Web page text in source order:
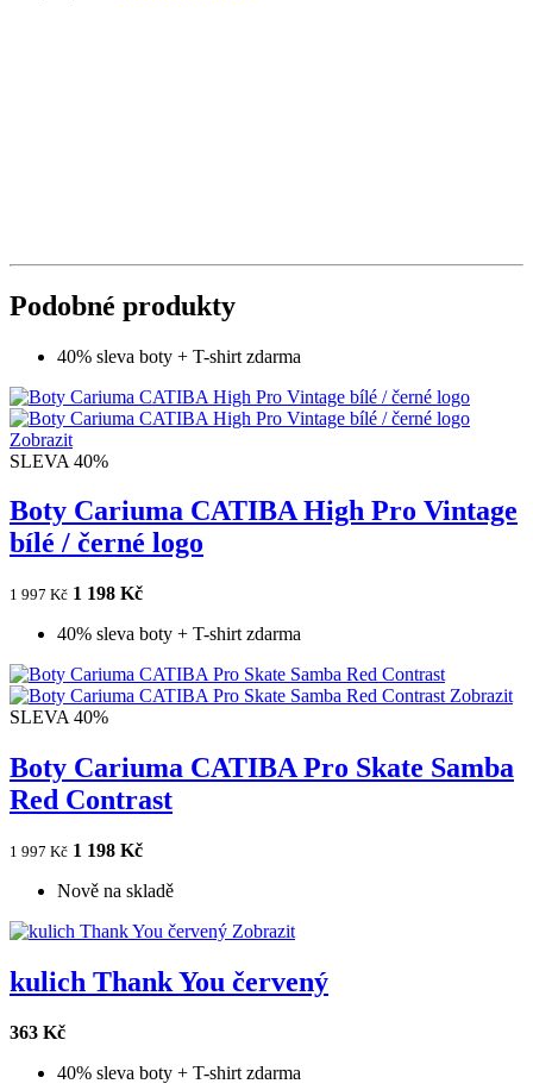
Podobné produkty
40% sleva boty + T-shirt zdarma
Zobrazit
SLEVA 40%
Boty Cariuma CATIBA High Pro Vintage
bílé / černé logo
1 997 Kč 1 198 Kč
40% sleva boty + T-shirt zdarma
Zobrazit
SLEVA 40%
Boty Cariuma CATIBA Pro Skate Samba
Red Contrast
1 997 Kč 1 198 Kč
Nově na skladě
Zobrazit
kulich Thank You červený
363 Kč
40% sleva boty + T-shirt zdarma